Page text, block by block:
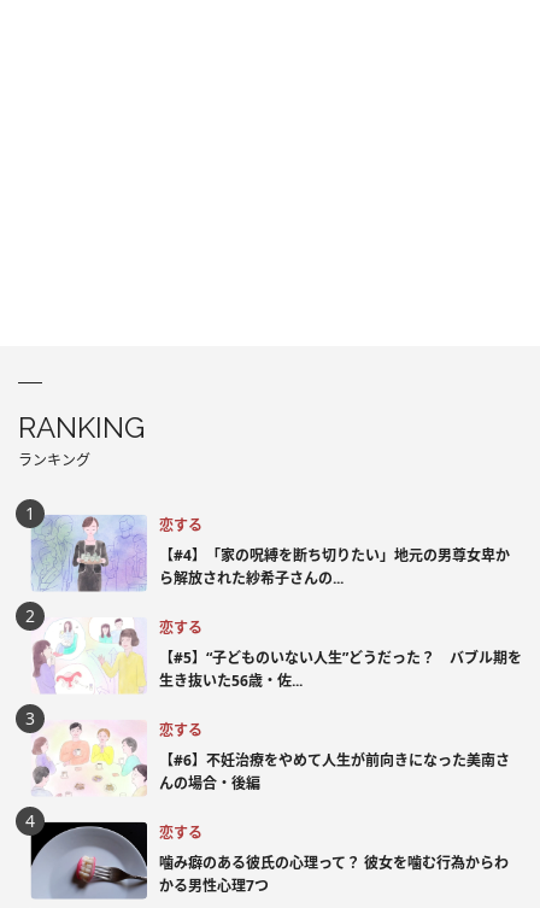
RANKING
ランキング
恋する
【#4】「家の呪縛を断ち切りたい」地元の男尊女卑か
ら解放された紗希子さんの...
恋する
【#5】“子どものいない人生”どうだった？ バブル期を
生き抜いた56歳・佐...
恋する
【#6】不妊治療をやめて人生が前向きになった美南さ
んの場合・後編
恋する
噛み癖のある彼氏の心理って？ 彼女を噛む行為からわ
かる男性心理7つ